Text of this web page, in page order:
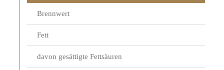
Brennwert
Fett
davon gesättigte Fettsäuren